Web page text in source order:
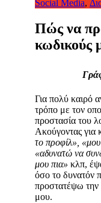
Social Media,
Πώς να
κωδικούς
Για πολύ καιρό
τρόπο με τον
προστασία του
Ακούγοντας για
το προφίλ»,
«αδυνατώ να
μου πια» κλπ,
όσο το δυνατόν
προστατέψω την
μου.